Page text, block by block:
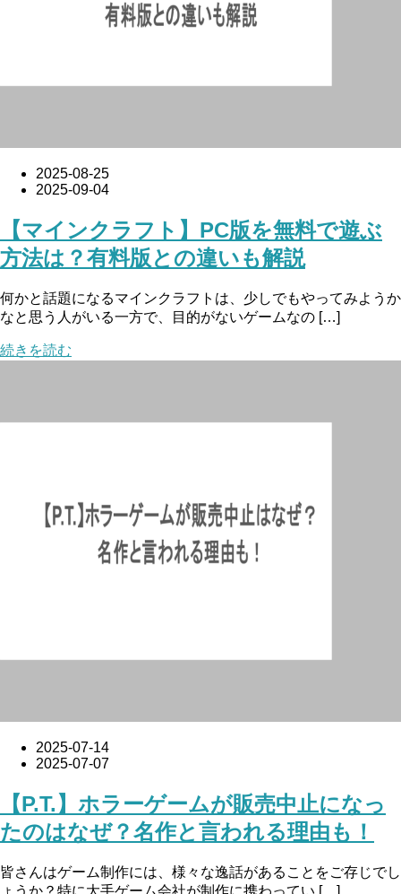
2025-08-25
2025-09-04
【マインクラフト】PC版を無料で遊ぶ
方法は？有料版との違いも解説
何かと話題になるマインクラフトは、少しでもやってみようか
なと思う人がいる一方で、目的がないゲームなの […]
続きを読む
2025-07-14
2025-07-07
【P.T.】ホラーゲームが販売中止になっ
たのはなぜ？名作と言われる理由も！
皆さんはゲーム制作には、様々な逸話があることをご存じでし
ょうか？特に大手ゲーム会社が制作に携わってい […]